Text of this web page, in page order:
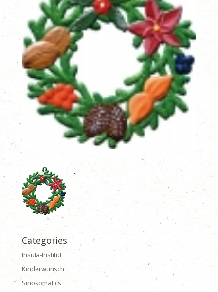
Categories
Insula-Institut
Kinderwunsch
Sinosomatics